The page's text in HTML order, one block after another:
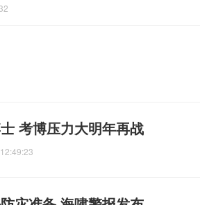
考博压力大明年再战